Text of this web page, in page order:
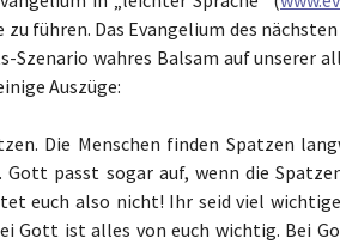
führen. Das Evangelium des
wahres Balsam auf unserer
Auszüge:
Die Menschen finden Spatzen
passt sogar auf, wenn die
euch also nicht! Ihr seid viel
Gott ist alles von euch wichtig. Bei